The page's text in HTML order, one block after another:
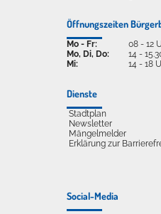
Öffnungszeiten
Mo - Fr:
Mo, Di, Do:
Mi:
08 - 12
14 -
14 - 18
Dienste
Stadtplan
Newsletter
Mängelmelder
Erklärung zur
Social-Media